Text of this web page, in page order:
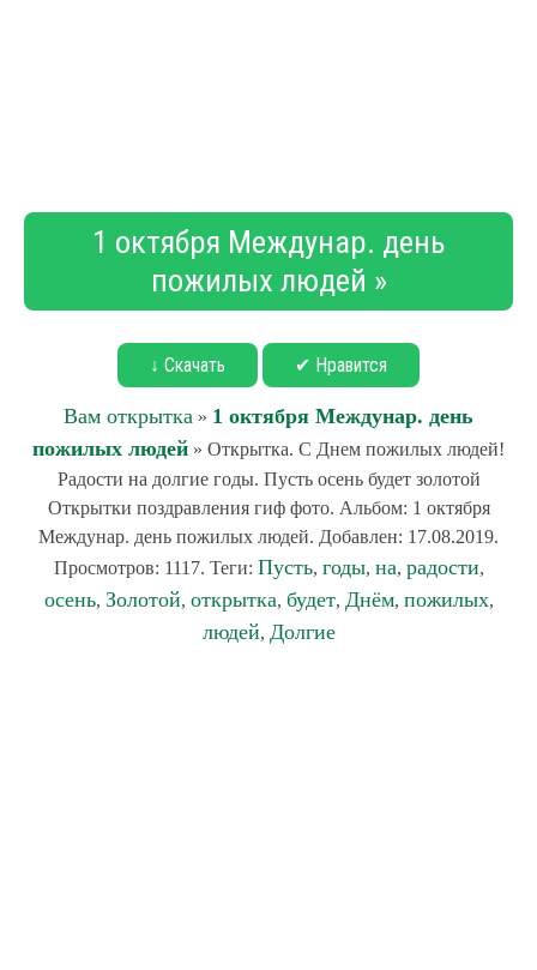
1 октября Междунар. день
пожилых людей »
↓ Скачать ✔ Нравится
Вам открытка » 1 октября Междунар. день
пожилых людей » Открытка. С Днем пожилых людей!
Радости на долгие годы. Пусть осень будет золотой
Открытки поздравления гиф фото. Альбом: 1 октября
Междунар. день пожилых людей. Добавлен: 17.08.2019.
Просмотров: 1117. Теги: Пусть, годы, на, радости,
осень, Золотой, открытка, будет, Днём, пожилых,
людей, Долгие